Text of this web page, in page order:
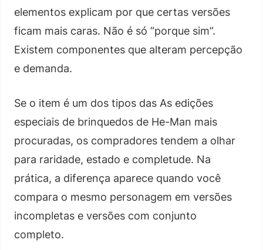
elementos explicam por que certas versões
ficam mais caras. Não é só “porque sim”.
Existem componentes que alteram percepção
e demanda.
Se o item é um dos tipos das As edições
especiais de brinquedos de He-Man mais
procuradas, os compradores tendem a olhar
para raridade, estado e completude. Na
prática, a diferença aparece quando você
compara o mesmo personagem em versões
incompletas e versões com conjunto
completo.